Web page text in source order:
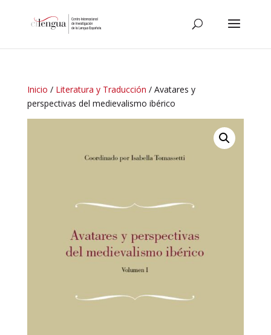
Inicio / Literatura y Traducción / Avatares y
perspectivas del medievalismo ibérico